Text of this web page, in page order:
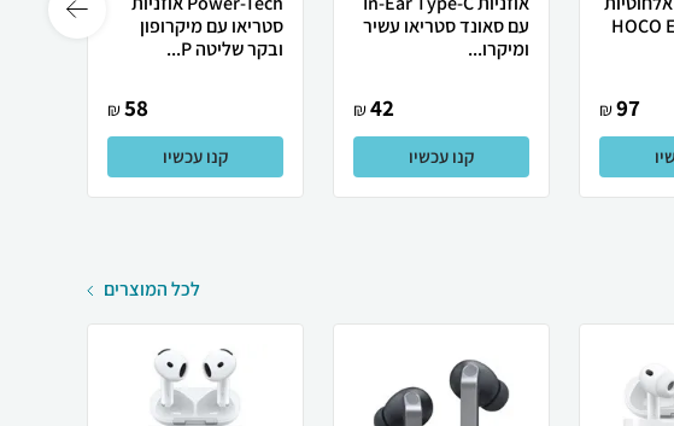
HOCO
97
₪
עם סאונד סטריאו עשיר
ומיקרו...
42
₪
קנו עכשיו
סטריאו עם מיקרופון
ובקר שליטה P...
58
₪
קנו עכשיו
לכל המוצרים